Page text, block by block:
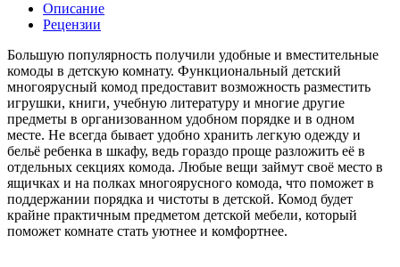
Описание
Рецензии
Большую популярность получили удобные и вместительные
комоды в детскую комнату. Функциональный детский
многоярусный комод предоставит возможность разместить
игрушки, книги, учебную литературу и многие другие
предметы в организованном удобном порядке и в одном
месте. Не всегда бывает удобно хранить легкую одежду и
бельё ребенка в шкафу, ведь гораздо проще разложить её в
отдельных секциях комода. Любые вещи займут своё место в
ящичках и на полках многоярусного комода, что поможет в
поддержании порядка и чистоты в детской. Комод будет
крайне практичным предметом детской мебели, который
поможет комнате стать уютнее и комфортнее.